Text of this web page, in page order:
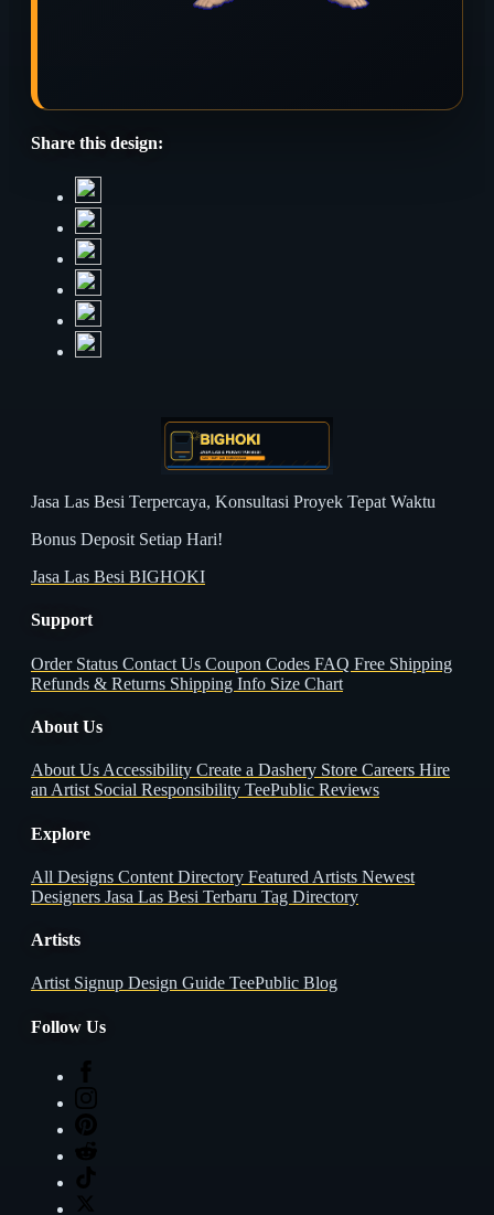
Share this design:
Jasa Las Besi Terpercaya, Konsultasi Proyek Tepat Waktu
Bonus Deposit Setiap Hari!
Jasa Las Besi BIGHOKI
Support
Order Status Contact Us Coupon Codes FAQ Free Shipping
Refunds & Returns Shipping Info Size Chart
About Us
About Us Accessibility Create a Dashery Store Careers Hire
an Artist Social Responsibility TeePublic Reviews
Explore
All Designs Content Directory Featured Artists Newest
Designers Jasa Las Besi Terbaru Tag Directory
Artists
Artist Signup Design Guide TeePublic Blog
Follow Us